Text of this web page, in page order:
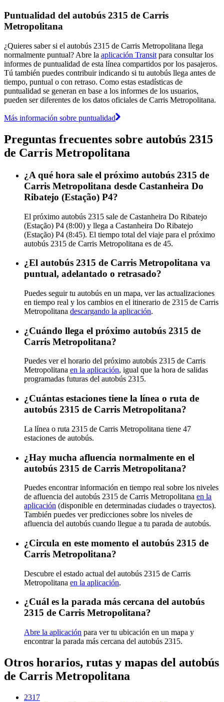
Puntualidad del autobús 2315 de Carris
Metropolitana
¿Quieres saber si el autobús 2315 de Carris Metropolitana llega
normalmente puntual? Abre la aplicación Transit para consultar los
informes de puntualidad de esta línea compartidos por los pasajeros.
Tú también puedes contribuir indicando si tu autobús llega antes de
tiempo, puntual o con retraso. Como estas estadísticas de
puntualidad se generan en base a los informes de los usuarios,
pueden ser diferentes de los datos oficiales de Carris Metropolitana.
Más información sobre puntualidad
Preguntas frecuentes sobre autobús 2315
de Carris Metropolitana
¿A qué hora sale el próximo autobús 2315 de
Carris Metropolitana desde Castanheira Do
Ribatejo (Estação) P4?
El próximo autobús 2315 sale de Castanheira Do Ribatejo
(Estação) P4 (8:00) y llega a Castanheira Do Ribatejo
(Estação) P4 (8:45). El tiempo total del viaje para el próximo
autobús 2315 de Carris Metropolitana es de 45.
¿El autobús 2315 de Carris Metropolitana va
puntual, adelantado o retrasado?
Puedes seguir tu autobús en un mapa, ver las actualizaciones
en tiempo real y los cambios en el itinerario de 2315 de Carris
Metropolitana descargando la aplicación.
¿Cuándo llega el próximo autobús 2315 de
Carris Metropolitana?
Puedes ver el horario del próximo autobús 2315 de Carris
Metropolitana en la aplicación, igual que la hora de salidas
programadas futuras del autobús 2315.
¿Cuántas estaciones tiene la línea o ruta de
autobús 2315 de Carris Metropolitana?
La línea o ruta 2315 de Carris Metropolitana tiene 47
estaciones de autobús.
¿Hay mucha afluencia normalmente en el
autobús 2315 de Carris Metropolitana?
Puedes encontrar información en tiempo real sobre los niveles
de afluencia del autobús 2315 de Carris Metropolitana en la
aplicación (disponible en determinadas ciudades o trayectos).
También puedes ver predicciones sobre los niveles de
afluencia del autobús cuando llegue a tu parada de autobús.
¿Circula en este momento el autobús 2315 de
Carris Metropolitana?
Descubre el estado actual del autobús 2315 de Carris
Metropolitana en la aplicación.
¿Cuál es la parada más cercana del autobús
2315 de Carris Metropolitana?
Abre la aplicación para ver tu ubicación en un mapa y
encontrar la parada más cercana del autobús 2315.
Otros horarios, rutas y mapas del autobús
de Carris Metropolitana
2317